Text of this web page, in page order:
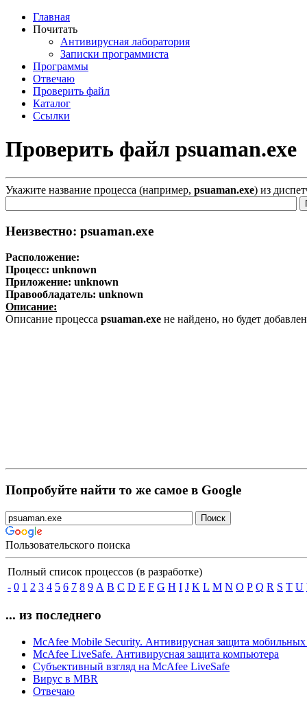
Главная
Почитать
Антивирусная лаборатория
Записки программиста
Программы
Отвечаю
Проверить файл
Каталог
Ссылки
Проверить файл psuaman.exe
Укажите название процесса (например, psuaman.exe) из
Неизвестно: psuaman.exe
Расположение:
Процесс: unknown
Приложение: unknown
Правообладатель: unknown
Описание:
Описание процесса psuaman.exe не найдено, но будет
Попробуйте найти то же самое в Google
Пользовательского поиска
Полный список процессов (в разработке)
- 0 1 2 3 4 5 6 7 8 9 A B C D E F G H I J K L M N O P Q R S T U
... из последнего
McAfee Mobile Security. Антивирусная защита мобильных
McAfee LiveSafe. Антивирусная защита компьютера
Субъективный взгляд на McAfee LiveSafe
Вирус в MBR
Отвечаю